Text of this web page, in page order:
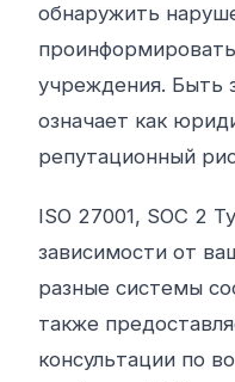
обнаружить
учреждения. Быть
означает как
репутационный
ISO 27001, SOC 2
зависимости от
разные системы
также
консультации по